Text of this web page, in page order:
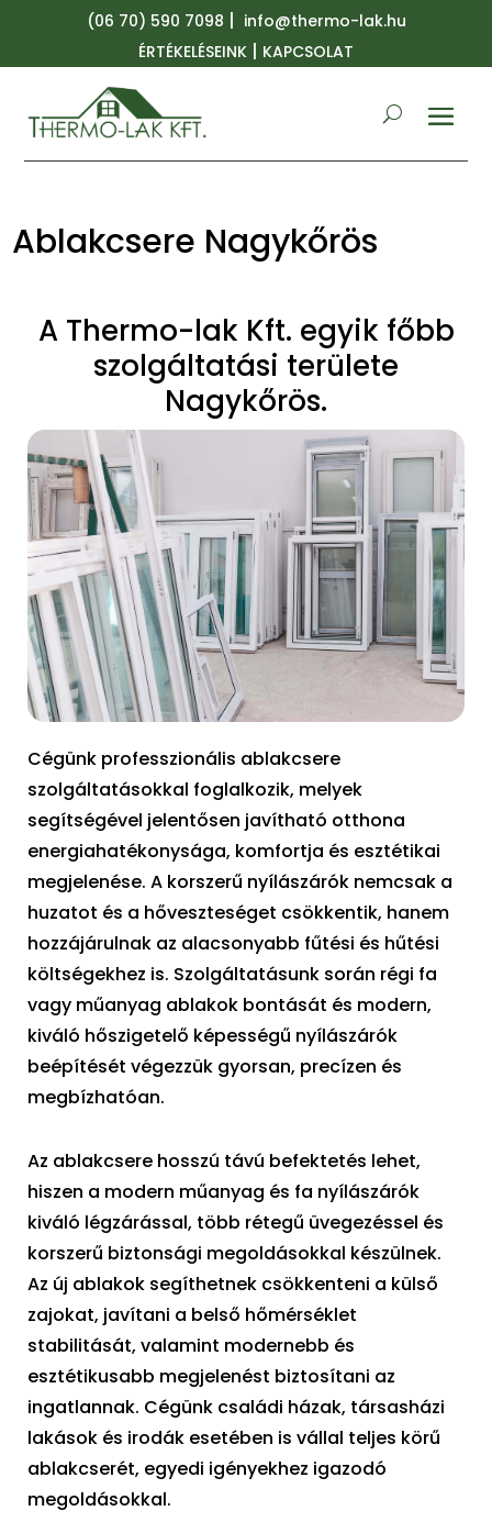
(06 70) 590 7098 | info@thermo-lak.hu
ÉRTÉKELÉSEINK | KAPCSOLAT
Ablakcsere Nagykőrös
A Thermo-lak Kft. egyik főbb
szolgáltatási területe
Nagykőrös.
Cégünk professzionális ablakcsere
szolgáltatásokkal foglalkozik, melyek
segítségével jelentősen javítható otthona
energiahatékonysága, komfortja és esztétikai
megjelenése. A korszerű nyílászárók nemcsak a
huzatot és a hőveszteséget csökkentik, hanem
hozzájárulnak az alacsonyabb fűtési és hűtési
költségekhez is. Szolgáltatásunk során régi fa
vagy műanyag ablakok bontását és modern,
kiváló hőszigetelő képességű nyílászárók
beépítését végezzük gyorsan, precízen és
megbízhatóan.
Az ablakcsere hosszú távú befektetés lehet,
hiszen a modern műanyag és fa nyílászárók
kiváló légzárással, több rétegű üvegezéssel és
korszerű biztonsági megoldásokkal készülnek.
Az új ablakok segíthetnek csökkenteni a külső
zajokat, javítani a belső hőmérséklet
stabilitását, valamint modernebb és
esztétikusabb megjelenést biztosítani az
ingatlannak. Cégünk családi házak, társasházi
lakások és irodák esetében is vállal teljes körű
ablakcserét, egyedi igényekhez igazodó
megoldásokkal.